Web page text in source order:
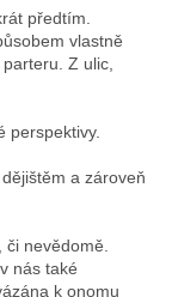
předtím.
vlastně
Z ulic,
perspektivy.
a zároveň
či nevědomě.
nás také
k onomu